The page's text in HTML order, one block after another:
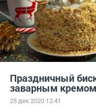
Праздничный
заварным
25 дек 2020 12:41